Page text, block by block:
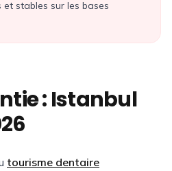
stables sur les bases
: Istanbul
tourisme dentaire